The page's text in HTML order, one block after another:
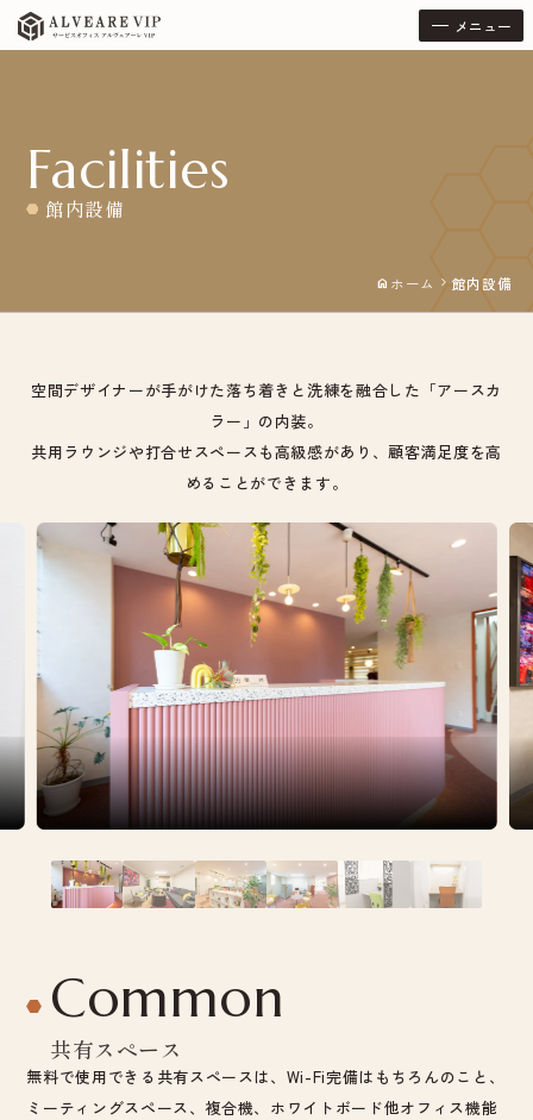
メニュー
Facilities
館内設備
home ホーム chevron_right館内設備
空間デザイナーが手がけた落ち着きと洗練を融合した「アースカ
ラー」の内装。
共用ラウンジや打合せスペースも高級感があり、顧客満足度を高
めることができます。
Common
共有スペース
無料で使用できる共有スペースは、Wi-Fi完備はもちろんのこと、
ミーティングスペース、複合機、ホワイトボード他オフィス機能